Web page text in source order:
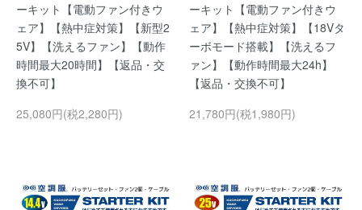
ーキット【電動ファン付きウ
ェア】【熱中症対策】【新型2
5V】【洗えるファン】【動作
時間最大20時間】【返品・交
換不可】
25,080円(税2,280円)
ーキット【電動ファン付きウ
ェア】【熱中症対策】【18Vタ
ーボモード搭載】【洗えるフ
ァン】【動作時間最大24h】
【返品・交換不可】
21,780円(税1,980円)